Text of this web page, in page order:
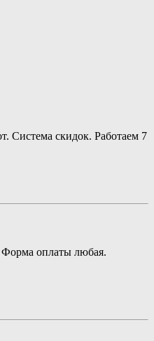
Система скидок. Работаем 7
оплаты любая.